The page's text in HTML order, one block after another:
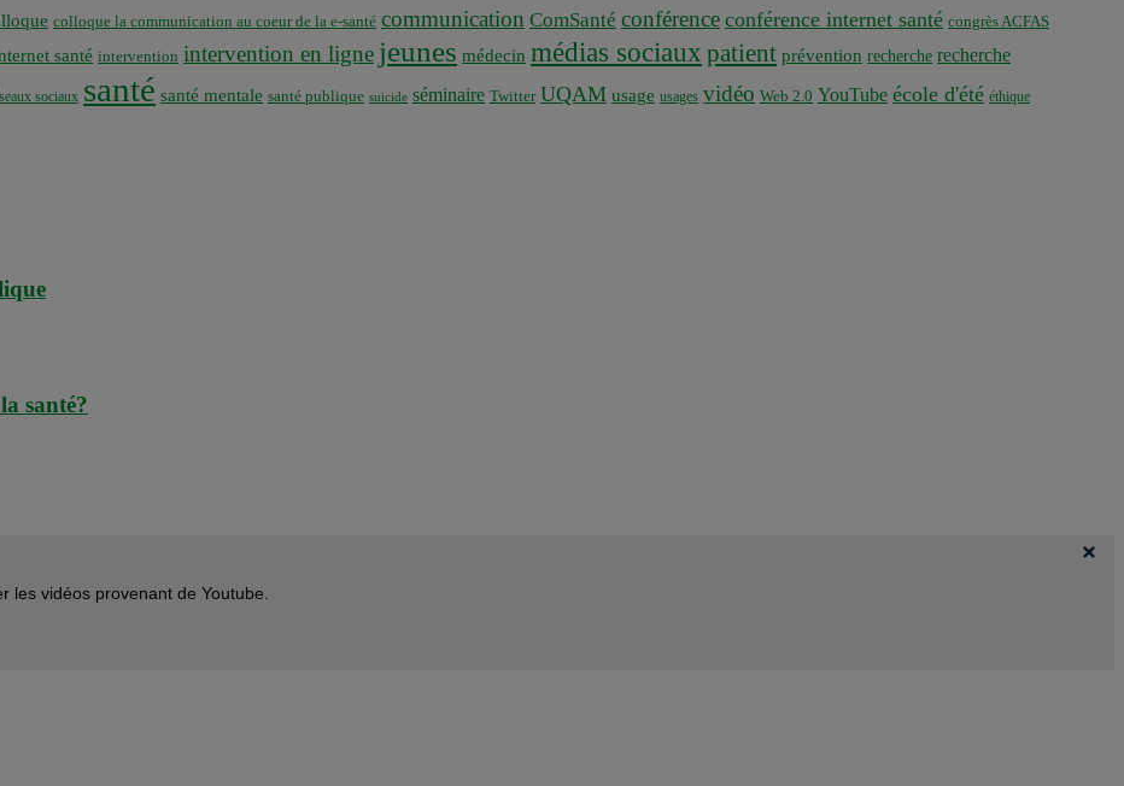
colloque la communication au coeur de la e-santé communication ComSanté conférence conférence internet santé congrès ACFAS
santé intervention intervention en ligne jeunes médecin médias sociaux patient prévention recherche recherche
sociaux santé santé mentale santé publique suicide séminaire Twitter UQAM usage usages vidéo Web 2.0 YouTube école d'été éthique
santé?
les vidéos provenant de Youtube.